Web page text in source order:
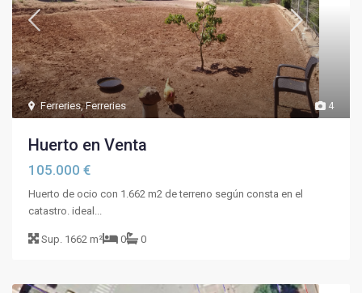
4
Ferreries,Ferreries
Huerto en Venta
105.000 €
Huerto de ocio con 1.662 m2 de terreno según consta en el
catastro. ideal...
Sup. 1662 m² 0 0